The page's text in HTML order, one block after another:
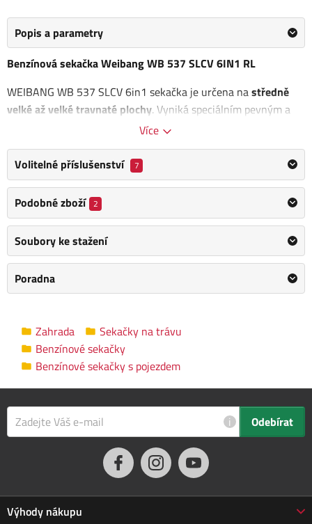
Popis a parametry
Benzínová sekačka Weibang WB 537 SLCV 6IN1 RL
WEIBANG WB 537 SLCV 6in1 sekačka je určena nastředně
velké až velké travnaté plochy. Vyniká speciálním pevným a
Velkou předností této sekačky je variabilnost použitífunkcí 6
in 1, což znamená, že sekačka umí sbírat posečenou trávu do
koše, mulčuje, vyhazuje trávu bokem, zadním deflektorem a
má variabilní pojezd daný 3 rychlostní variátorovou
převodovkou.
Dalším velkým unikátem je motor, který patří mezi tonejlepší
a nejsilnější co WEIBANG
profesionální silný motor
s velkými lopatami je, že Vám
perfektně sebere a poseká
přerostlou mokrou trávu.
Velkým nadstandardem u této sekačky je použita speciální
třecí spojka na noži sekačky pod unášečem, která je schopna
prokluzu nože při naražení do pevné překážky. Tato funkce
může eliminovat škody na sekačce
způsobené nárazem nože
do překážky.
Dále je tato sekačka vybavena pevnými zadními koly a
žací nůž s mohutnými vyhazovacími "lopatami - tzv. BIG
BLADE" a velký koš spolu se zajímavou cenou dělají z této
Více
Volitelné příslušenství 7
Podobné zboží 2
Soubory ke stažení
Poradna
Zahrada
Sekačky na trávu
Benzínové sekačky
Benzínové sekačky s pojezdem
i Odebírat
Výhody nákupu